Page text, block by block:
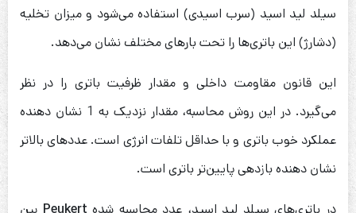
سیلد لید اسید (سرب اسیدی) استفاده می‌شود و میزان تخلیه
(دشارژ) این باتری‌ها را تحت بارهای مختلف نشان می‌دهد.
این قانون مقاومت داخلی و مقدار ظرفیت باتری را در نظر
می‌گیرد. در این روش محاسبه، مقدار نزدیک به 1 نشان دهنده
عملکرد خوب باتری و با حداقل تلفات انرژی است. عددهای بالاتر
نشان دهنده بازدهی پایین‌تر باتری است.